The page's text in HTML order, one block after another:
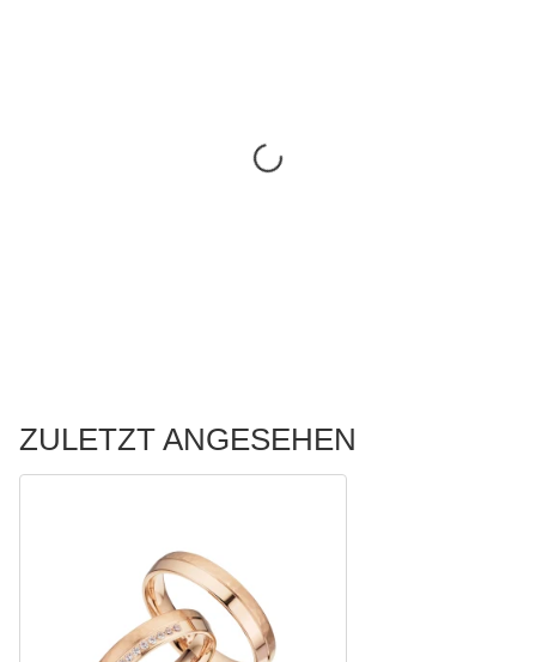
ZULETZT ANGESEHEN